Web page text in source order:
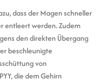
dass der Magen schneller
entleert werden. Zudem
den direkten Übergang
beschleunigte
von
die dem Gehirn